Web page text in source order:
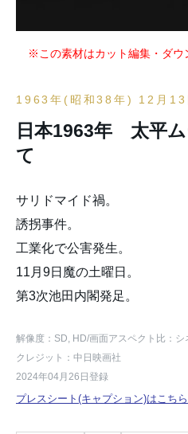
※この素材はカット編集・ダウ
1963年(昭和38年) 12月13
日本1963年 太平
て
サリドマイド禍。
誘拐事件。
工業化で公害発生。
11月9日魔の土曜日。
第3次池田内閣発足。
解像度：SD, HD/画面アスペクト比：シ
クレジット：中日映画社
2024年04月26日登録
プレスシート(キャプション)はこちら